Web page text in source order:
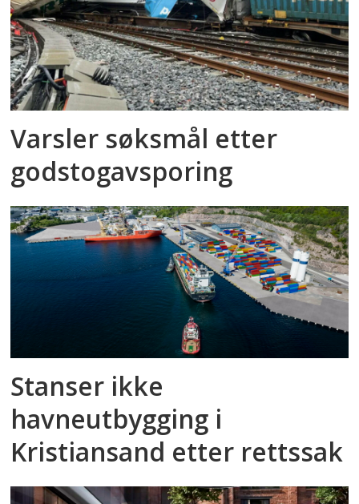
Varsler søksmål etter
godstog­avsporing
Stanser ikke
havneutbygging i
Kristiansand etter rettssak